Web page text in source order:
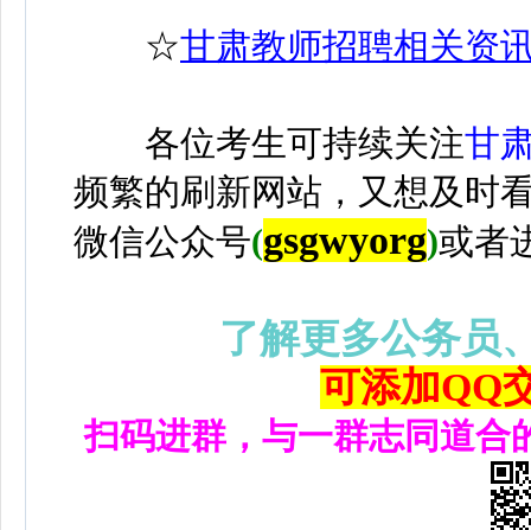
☆甘肃教师招聘相关资
各位考生可持续关注甘
频繁的刷新网站，又想及时
微信公众号(gsgwyorg)或者
了解更多公务员
可添加QQ
扫码进群，与一群志同道合